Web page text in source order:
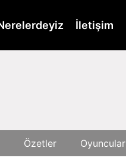
İletişim
Özetler Oyuncular